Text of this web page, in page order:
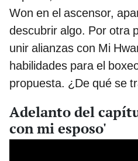
Won en el ascensor,
descubrir algo. Por otra
unir alianzas con Mi
habilidades para el
propuesta. ¿De qué se
Adelanto del
con mi esposo'